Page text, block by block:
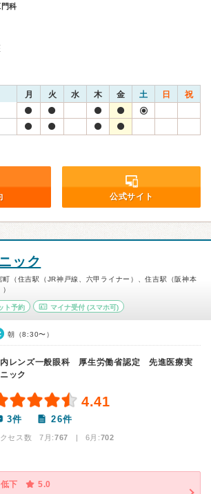
科
月 火 水 木 金 土 日 祝
公式サイト
ック
（住吉駅（JR神戸線、六甲ライナー）、住吉駅（阪神本
ト予約 マイナ受付 (スマホ可)
朝（8:30〜）
レンズ一般眼科 厚生労働省認定 先進医療実
ック
4.41
3件 26件
セス数 7月:767 | 6月:702
下
5.0